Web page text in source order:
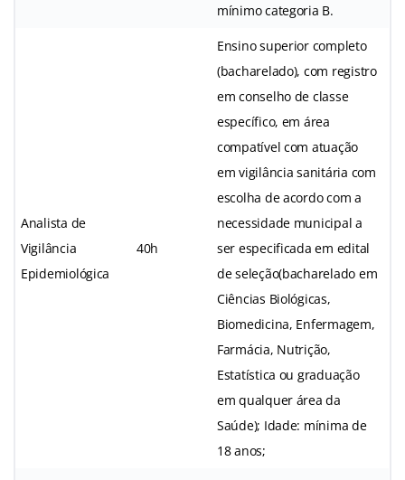
mínimo categoria B.
Analista de
Vigilância
Epidemiológica
40h
Ensino superior completo
(bacharelado), com registro
em conselho de classe
específico, em área
compatível com atuação
em vigilância sanitária com
escolha de acordo com a
necessidade municipal a
ser especificada em edital
de seleção(bacharelado em
Ciências Biológicas,
Biomedicina, Enfermagem,
Farmácia, Nutrição,
Estatística ou graduação
em qualquer área da
Saúde); Idade: mínima de
18 anos;